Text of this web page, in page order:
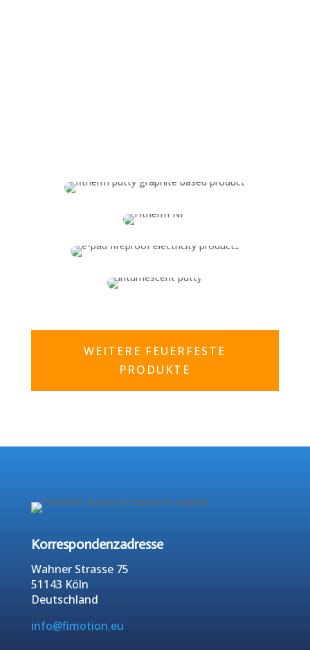
WEITERE FEUERFESTE
PRODUKTE
Korrespondenzadresse
Wahner Strasse 75
51143 Köln
Deutschland
info@fimotion.eu